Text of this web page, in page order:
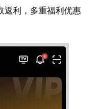
返利，多重福利优惠